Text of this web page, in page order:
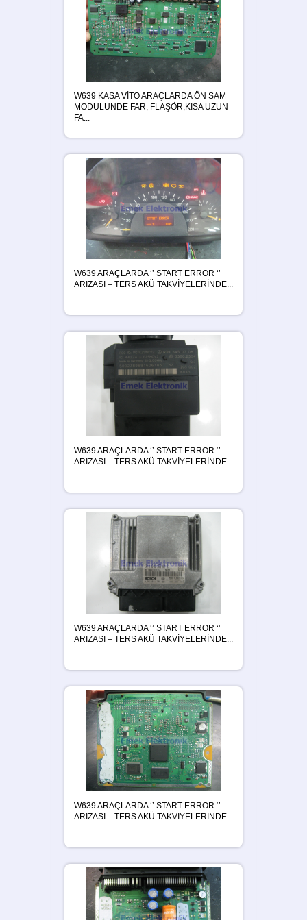
W639 KASA VİTO ARAÇLARDA ÖN SAM
MODULUNDE FAR, FLAŞÖR,KISA UZUN
FA...
W639 ARAÇLARDA ‘’ START ERROR ‘’
ARIZASI – TERS AKÜ TAKVİYELERİNDE...
W639 ARAÇLARDA ‘’ START ERROR ‘’
ARIZASI – TERS AKÜ TAKVİYELERİNDE...
W639 ARAÇLARDA ‘’ START ERROR ‘’
ARIZASI – TERS AKÜ TAKVİYELERİNDE...
W639 ARAÇLARDA ‘’ START ERROR ‘’
ARIZASI – TERS AKÜ TAKVİYELERİNDE...